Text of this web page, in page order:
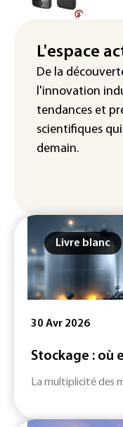
La
"Retour en
chaleur dans
France
L'espace
De la
l'innovation
tendances et
scientifiques
demain.
Livre blanc
30 Avr 2026
Stockage : où
La multiplicité des